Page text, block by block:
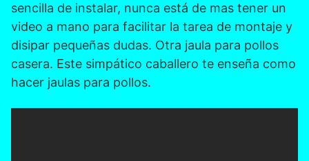
sencilla de instalar, nunca está de mas tener un
video a mano para facilitar la tarea de montaje y
disipar pequeñas dudas. Otra jaula para pollos
casera. Este simpático caballero te enseña como
hacer jaulas para pollos.